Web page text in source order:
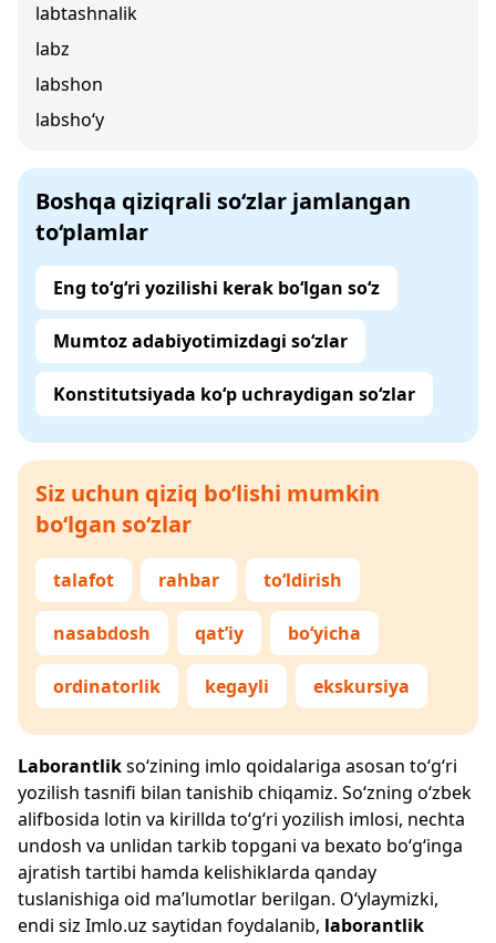
labtashnalik
labz
labshon
labsho‘y
Boshqa qiziqrali so‘zlar jamlangan
to‘plamlar
Eng to‘g‘ri yozilishi kerak bo‘lgan so‘z
Mumtoz adabiyotimizdagi so‘zlar
Konstitutsiyada ko‘p uchraydigan so‘zlar
Siz uchun qiziq bo‘lishi mumkin
bo‘lgan so‘zlar
talafot rahbar to‘ldirish
nasabdosh qat’iy bo‘yicha
ordinatorlik kegayli ekskursiya
Laborantlikso‘zining imlo qoidalariga asosan to‘g‘ri
yozilish tasnifi bilan tanishib chiqamiz. So‘zning o‘zbek
alifbosida lotin va kirillda to‘g‘ri yozilish imlosi, nechta
undosh va unlidan tarkib topgani va bexato bo‘g‘inga
ajratish tartibi hamda kelishiklarda qanday
tuslanishiga oid ma’lumotlar berilgan. O‘ylaymizki,
endi siz Imlo.uz saytidan foydalanib, laborantlik